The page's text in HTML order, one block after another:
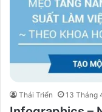
Thái Triển 13 Tháng